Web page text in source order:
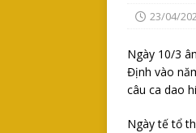
23/04/
Ngày 10/3
Định vào
câu ca dao
Ngày tế tổ